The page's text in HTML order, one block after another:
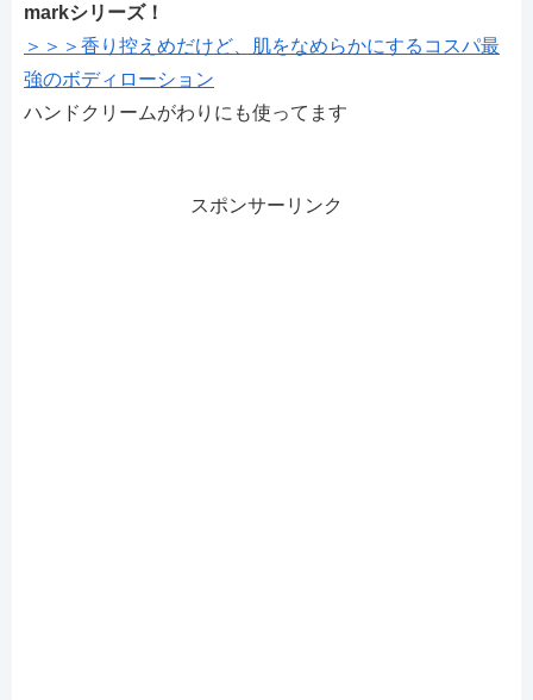
markシリーズ！
＞＞＞香り控えめだけど、肌をなめらかにするコスパ最
強のボディローション
ハンドクリームがわりにも使ってます
スポンサーリンク